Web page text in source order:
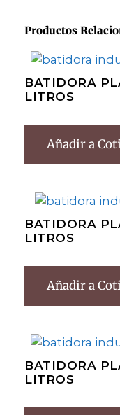
Productos
BATIDORA
LITROS
Añadir a
BATIDORA
LITROS
Añadir a
BATIDORA
LITROS